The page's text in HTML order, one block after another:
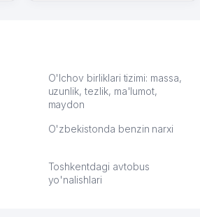
тут у нас уже есть ПВЗ.
Выгодное дело и
спокойное.
O'lchov birliklari tizimi: massa,
uzunlik, tezlik, ma'lumot,
maydon
O'zbekistonda benzin narxi
Toshkentdagi avtobus
yo'nalishlari